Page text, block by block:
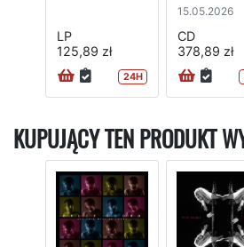
LP
125,89 zł
24H
15.05.2026
CD
378,89 zł
KUPUJĄCY TEN PRODUKT